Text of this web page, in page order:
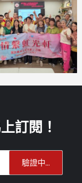
訂閱！